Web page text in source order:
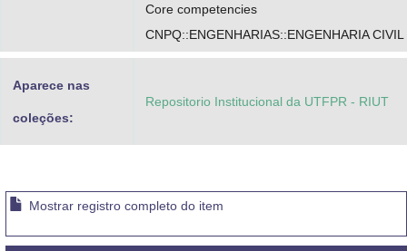
Core competencies
CNPQ::ENGENHARIAS::ENGENHARIA CIVIL
Aparece nas
coleções:
Repositorio Institucional da UTFPR - RIUT
Mostrar registro completo do item